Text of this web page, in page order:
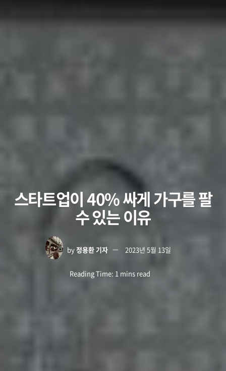
스타트업이 40% 싸게 가구를 팔
수 있는 이유
by정용환 기자 2023년 5월 13일
Reading Time: 1 mins read